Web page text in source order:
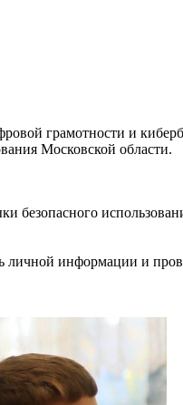
грамотности и
Московской области.
личной информации и